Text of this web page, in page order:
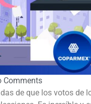
Comments
de que los votos de